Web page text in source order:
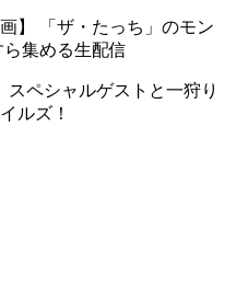
】 「ザ・たっち」のモン
ら集める生配信
ペシャルゲストと一狩り
イルズ！